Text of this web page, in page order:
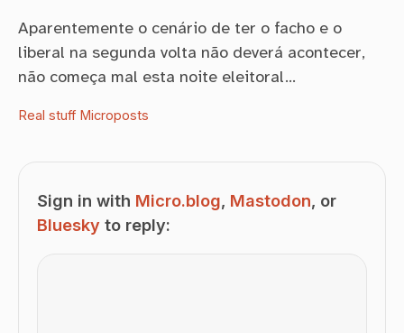
Aparentemente o cenário de ter o facho e o
liberal na segunda volta não deverá acontecer,
não começa mal esta noite eleitoral…
Real stuff Microposts
Sign in with Micro.blog, Mastodon, or
Bluesky to reply: